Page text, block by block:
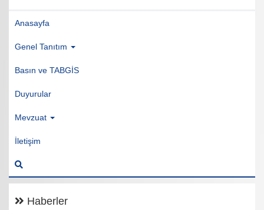
Anasayfa
Genel Tanıtım
Basın ve TABGİS
Duyurular
Mevzuat
İletişim
Haberler